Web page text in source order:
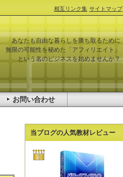
当ブログの人気教材レビュー
あなたも自由な暮らしを勝ち取るために
無限の可能性を秘めた「アフィリエイト」
という名のビジネスを始めませんか？
相互リンク集 サイトマップ
お問い合わせ